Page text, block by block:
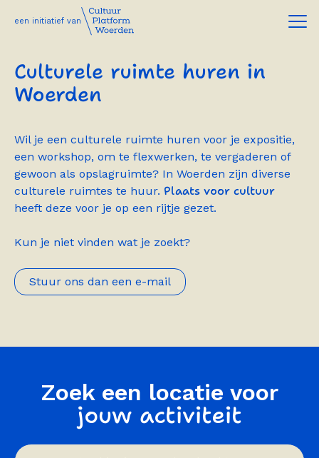
een initiatief van
Culturele ruimte huren in
Woerden
Wil je een culturele ruimte huren voor je expositie,
een workshop, om te flexwerken, te vergaderen of
gewoon als opslagruimte? In Woerden zijn diverse
culturele ruimtes te huur. Plaats voor cultuur
heeft deze voor je op een rijtje gezet.
Kun je niet vinden wat je zoekt?
Stuur ons dan een e-mail
Zoek een locatie voor
jouw activiteit